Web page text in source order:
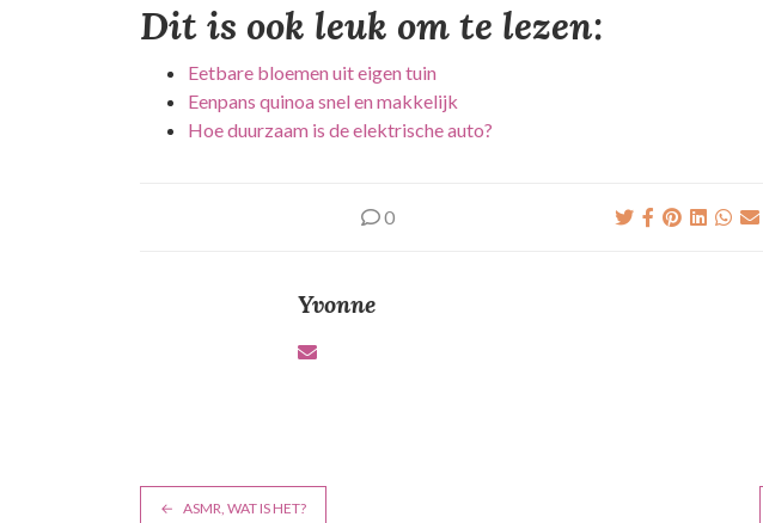
Dit is ook leuk om te lezen:
Eetbare bloemen uit eigen tuin
Eenpans quinoa snel en makkelijk
Hoe duurzaam is de elektrische auto?
0
Yvonne
B ASMR, WAT IS HET?